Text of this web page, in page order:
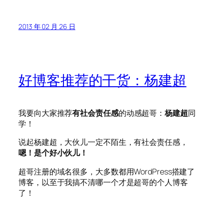
2013 年 02 月 26 日
好博客推荐的干货：杨建超
我要向大家推荐有社会责任感的动感超哥：杨建超同
学！
说起杨建超，大伙儿一定不陌生，有社会责任感，
嗯！是个好小伙儿！
超哥注册的域名很多，大多数都用WordPress搭建了
博客，以至于我搞不清哪一个才是超哥的个人博客
了！